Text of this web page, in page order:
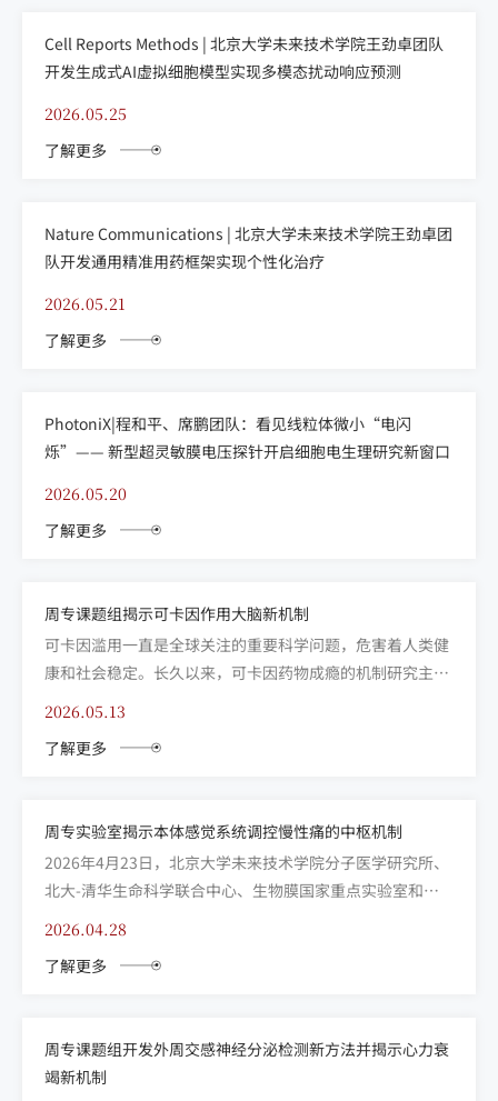
2026.05.25
Cell Reports Methods | 北京大学未来技术学院王劲卓团队
开发生成式AI虚拟细胞模型实现多模态扰动响应预测
了解更多
2026.05.21
Nature Communications | 北京大学未来技术学院王劲卓团
队开发通用精准用药框架实现个性化治疗
了解更多
2026.05.20
PhotoniX|程和平、席鹏团队：看见线粒体微小“电闪
烁”—— 新型超灵敏膜电压探针开启细胞电生理研究新窗口
了解更多
2026.05.13
周专课题组揭示可卡因作用大脑新机制
可卡因滥用一直是全球关注的重要科学问题，危害着人类健
康和社会稳定。长久以来，可卡因药物成瘾的机制研究主要
胶质细胞可分泌胶质递质，参与调控神经突触传导、血管和
了解更多
2026.04.28
周专实验室揭示本体感觉系统调控慢性痛的中枢机制
2026年4月23日，北京大学未来技术学院分子医学研究所、
北大-清华生命科学联合中心、生物膜国家重点实验室和麦
proprioceptive facilitation o...
了解更多
周专课题组开发外周交感神经分泌检测新方法并揭示心力衰
竭新机制